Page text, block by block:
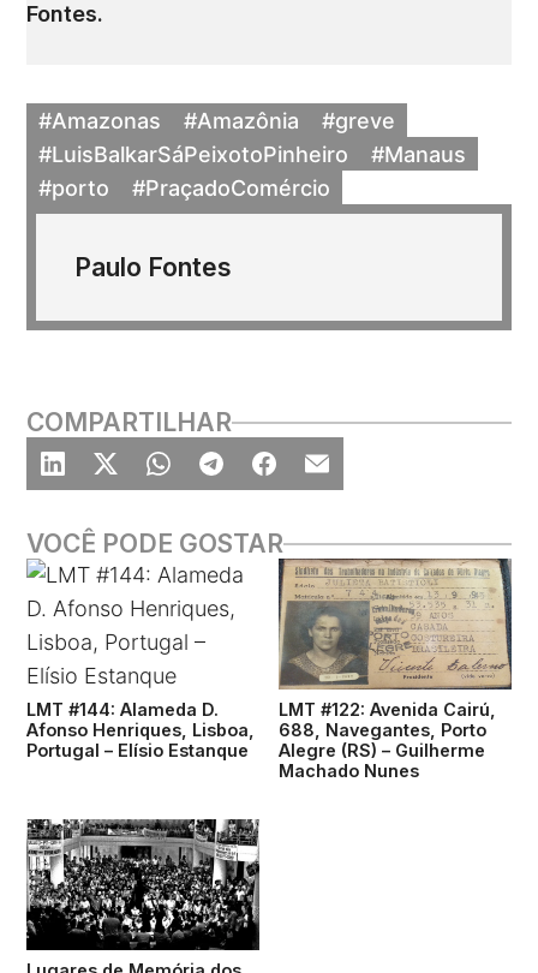
Fontes.
#Amazonas #Amazônia
#greve
#LuisBalkarSáPeixotoPinheiro
#Manaus
#porto
#PraçadoComércio
Paulo Fontes
COMPARTILHAR
VOCÊ PODE GOSTAR
LMT #144: Alameda D.
Afonso Henriques, Lisboa,
Portugal – Elísio Estanque
LMT #122: Avenida Cairú,
688, Navegantes, Porto
Alegre (RS) – Guilherme
Machado Nunes